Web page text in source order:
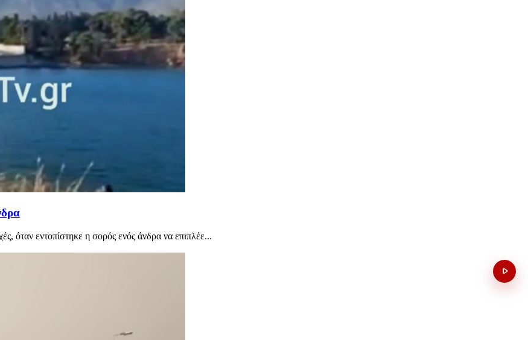
όταν εντοπίστηκε η σορός ενός άνδρα να επιπλέε...